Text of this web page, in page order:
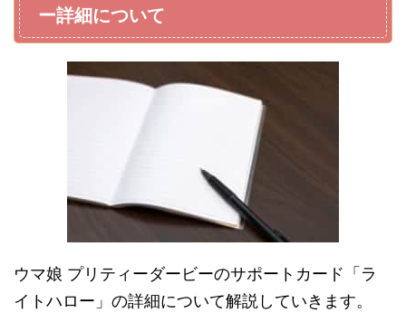
ー詳細について
ウマ娘 プリティーダービーのサポートカード「ラ
イトハロー」の詳細について解説していきます。